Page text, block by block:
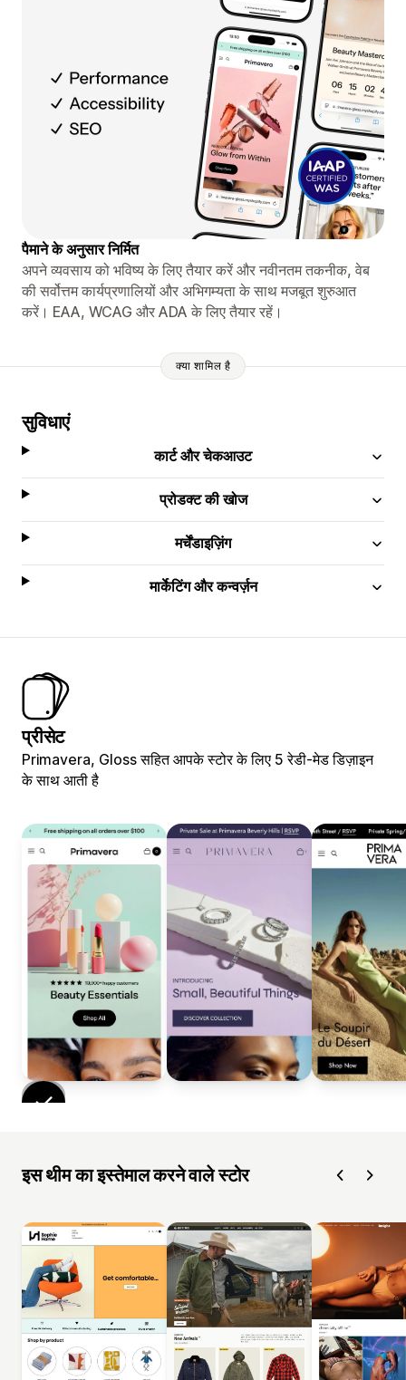
पैमाने के अनुसार निर्मित
अपने व्यवसाय को भविष्य के लिए तैयार करें और नवीनतम तकनीक, वेब
की सर्वोत्तम कार्यप्रणालियों और अभिगम्यता के साथ मजबूत शुरुआत
करें। EAA, WCAG और ADA के लिए तैयार रहें।
क्या शामिल है
सुविधाएं
कार्ट और चेकआउट
प्रोडक्ट की खोज
मर्चेंडाइज़िंग
मार्केटिंग और कन्वर्ज़न
प्रीसेट
Primavera, Gloss सहित आपके स्टोर के लिए 5 रेडी-मेड डिज़ाइन
के साथ आती है
इस थीम का इस्तेमाल करने वाले स्टोर